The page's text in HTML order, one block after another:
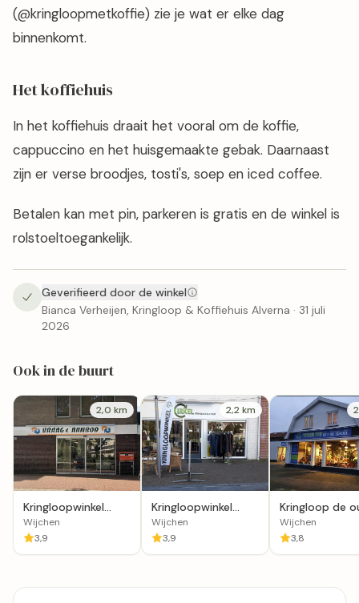
(@kringloopmetkoffie) zie je wat er elke dag
binnenkomt.
Het koffiehuis
In het koffiehuis draait het vooral om de koffie,
cappuccino en het huisgemaakte gebak. Daarnaast
zijn er verse broodjes, tosti's, soep en iced coffee.
Betalen kan met pin, parkeren is gratis en de winkel is
rolstoeltoegankelijk.
Geverifieerd door de winkel
Bianca Verheijen, Kringloop & Koffiehuis Alverna · 31 juli
2026
Ook in de buurt
2,0 km
Kringloopwinkel
Stichting Vraag en
Aanbod
Wijchen
3,9
2,2 km
Kringloopwinkel
Cirkel in Wijchen
Wijchen
3,9
Kringloop de
school wijchen
Wijchen
3,8